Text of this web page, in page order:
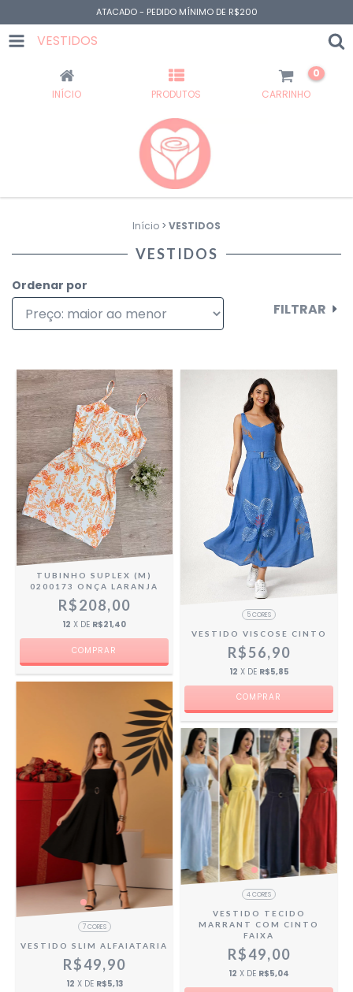
ATACADO - PEDIDO MÍNIMO DE R$200
VESTIDOS
INÍCIO PRODUTOS CARRINHO
0
Início > VESTIDOS
VESTIDOS
Ordenar por
FILTRAR
TUBINHO SUPLEX (M)
0200173 ONÇA LARANJA
R$208,00
12 X DE R$21,40
5 CORES
VESTIDO VISCOSE CINTO
R$56,90
12 X DE R$5,85
COMPRAR
7 CORES
VESTIDO SLIM ALFAIATARIA
R$49,90
12 X DE R$5,13
4 CORES
VESTIDO TECIDO
MARRANT COM CINTO
FAIXA
R$49,00
12 X DE R$5,04